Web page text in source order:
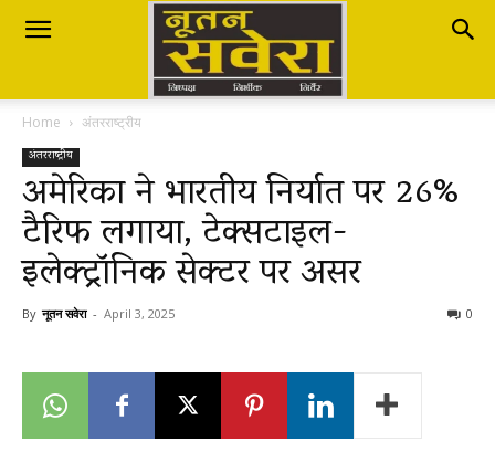
Nutan
Savera
नूतन
सवेरा
Home अंतरराष्ट्रीय
अंतरराष्ट्रीय
अमेरिका ने भारतीय निर्यात पर 26%
टैरिफ लगाया, टेक्सटाइल-
इलेक्ट्रॉनिक सेक्टर पर असर
By नूतन सवेरा - April 3, 2025 0